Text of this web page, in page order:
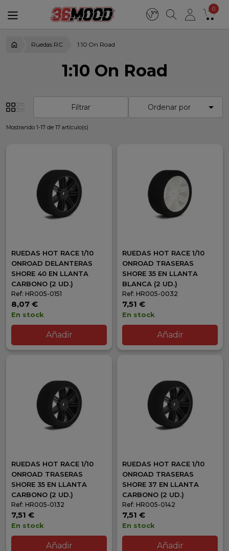
0
Ruedas RC 1:10 On Road
1:10 On Road
Filtrar Ordenar por 
Mostrando 1-17 de 17 artículo(s)
RUEDAS HOT RACE 1/10
ONROAD DELANTERAS
SHORE 40 EN LLANTA
CARBONO (2 UD.)
Ref: HR005-0151
8,07 €
En stock
Añadir
RUEDAS HOT RACE 1/10
ONROAD TRASERAS
SHORE 35 EN LLANTA
BLANCA (2 UD.)
Ref: HR005-0032
7,51 €
En stock
Añadir
RUEDAS HOT RACE 1/10
ONROAD TRASERAS
SHORE 35 EN LLANTA
CARBONO (2 UD.)
Ref: HR005-0132
7,51 €
En stock
Añadir
RUEDAS HOT RACE 1/10
ONROAD TRASERAS
SHORE 37 EN LLANTA
CARBONO (2 UD.)
Ref: HR005-0142
7,51 €
En stock
Añadir